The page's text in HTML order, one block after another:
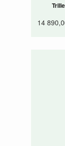
14